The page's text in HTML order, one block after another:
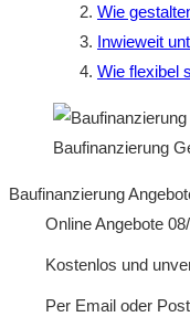
Wie
Inwieweit
Wie flexibel
Baufinanzierung
Baufinanzierung
Online Angebote
Kostenlos und
Per Email oder